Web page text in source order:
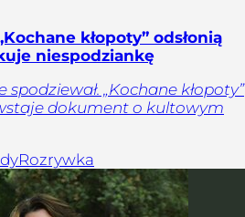
kłopoty” odsłonią
niespodziankę
„Kochane kłopoty”
dokument o kultowym
Rozrywka